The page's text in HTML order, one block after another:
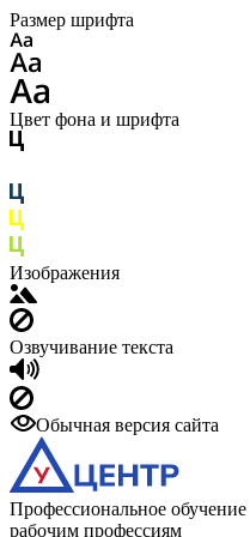
Размер шрифта
Цвет фона и шрифта
Изображения
Озвучивание текста
Обычная версия сайта
Профессиональное обучение
рабочим профессиям